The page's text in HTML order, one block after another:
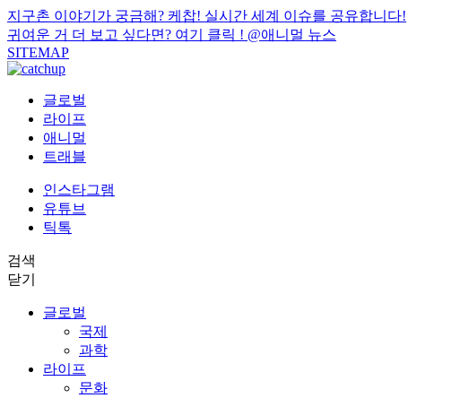
지구촌 이야기가 궁금해? 케찹! 실시간 세계 이슈를 공유합니다!
귀여운 거 더 보고 싶다면? 여기 클릭 ! @애니멀 뉴스
SITEMAP
글로벌
라이프
애니멀
트래블
인스타그램
유튜브
틱톡
검색
닫기
글로벌
국제
과학
라이프
문화